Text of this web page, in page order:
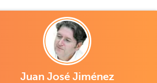
Juan José Jiménez